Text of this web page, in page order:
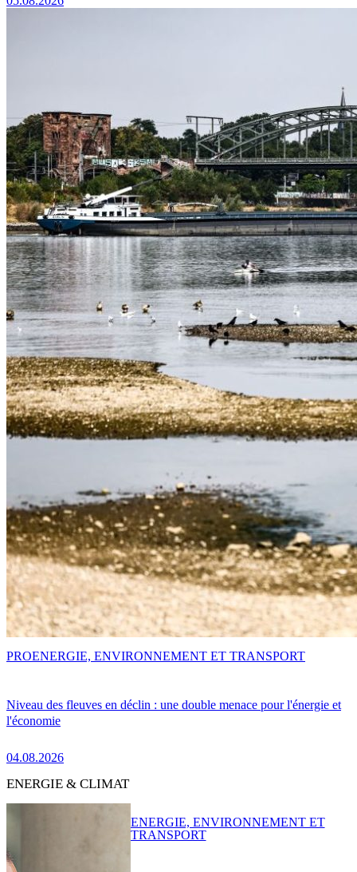
Niveau des fleuves en déclin : une double menace pour l'énergie et
l'économie
04.08.2026
PROENERGIE, ENVIRONNEMENT ET TRANSPORT
ENERGIE & CLIMAT
ENERGIE, ENVIRONNEMENT ET
TRANSPORT